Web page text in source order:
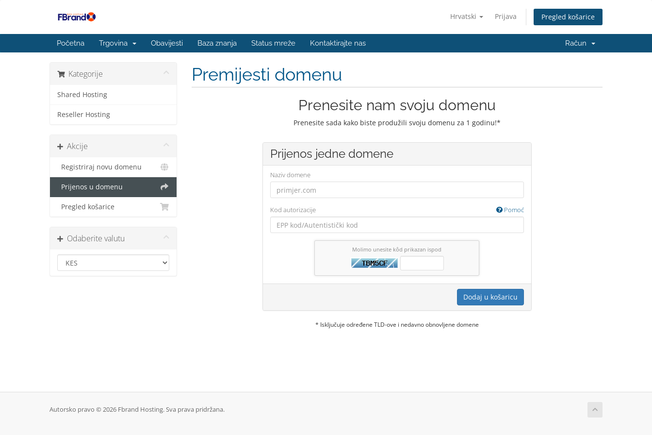
Hrvatski Prijava Pregled košarice
Početna Trgovina Obavijesti Baza znanja Status mreže Kontaktirajte nas Račun
Kategorije
Shared Hosting
Reseller Hosting
Akcije
Registriraj novu domenu
Prijenos u domenu
Pregled košarice
Odaberite valutu
Premijesti domenu
Prenesite nam svoju domenu
Prenesite sada kako biste produžili svoju domenu za 1 godinu!*
Prijenos jedne domene
Naziv domene
Kod autorizacije Pomoć
Molimo unesite kôd prikazan ispod
Dodaj u košaricu
* Isključuje određene TLD-ove i nedavno obnovljene domene
Autorsko pravo © 2026 Fbrand Hosting. Sva prava pridržana.